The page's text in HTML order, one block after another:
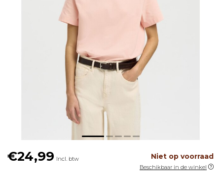
€24,99 Incl. btw Niet op voorraad
Beschikbaar in de winkel